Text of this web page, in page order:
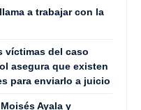
a trabajar con la
víctimas del caso
asegura que existen
para enviarlo a juicio
Ayala y